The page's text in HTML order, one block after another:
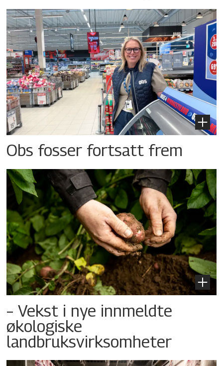
Obs fosser fortsatt frem
– Vekst i nye innmeldte
økologiske
landbruksvirksomheter